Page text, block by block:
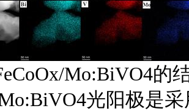
Mo:BiVO4的
光阳极是